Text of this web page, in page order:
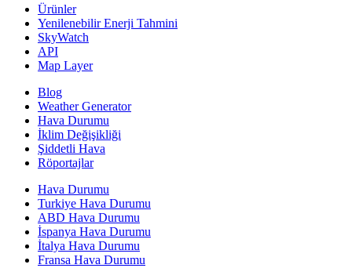
Ürünler
Yenilenebilir Enerji Tahmini
SkyWatch
API
Map Layer
Blog
Weather Generator
Hava Durumu
İklim Değişikliği
Şiddetli Hava
Röportajlar
Hava Durumu
Turkiye Hava Durumu
ABD Hava Durumu
İspanya Hava Durumu
İtalya Hava Durumu
Fransa Hava Durumu